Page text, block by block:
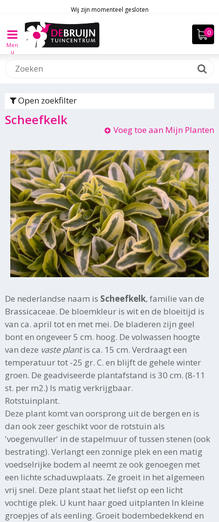
Men
u
Wij zijn momenteel gesloten
Open zoekfilter
Scheefkelk
Voeg toe aan Mijn Planten
De nederlandse naam is Scheefkelk, familie van de
Brassicaceae. De bloemkleur is wit en de bloeitijd is
van ca. april tot en met mei. De bladeren zijn geel
bont en ongeveer 5 cm. hoog. De volwassen hoogte
van deze vaste plantis ca. 15 cm. Verdraagt een
temperatuur tot -25 gr. C. en blijft de gehele winter
groen. De geadviseerde plantafstand is 30 cm. (8-11
st. per m2.) Is matig verkrijgbaar.
Rotstuinplant.
Deze plant komt van oorsprong uit de bergen en is
dan ook zeer geschikt voor de rotstuin als
'voegenvuller' in de stapelmuur of tussen stenen (ook
bestrating). Verlangt een zonnige plek en een matig
voedselrijke bodem al neemt ze ook genoegen met
een lichte schaduwplaats. Ze groeit in het algemeen
vrij snel. Deze plant staat het liefst op een licht
vochtige plek. U kunt haar goed uitplanten In kleine
groepjes of als eenling. Groeit bodembedekkend en